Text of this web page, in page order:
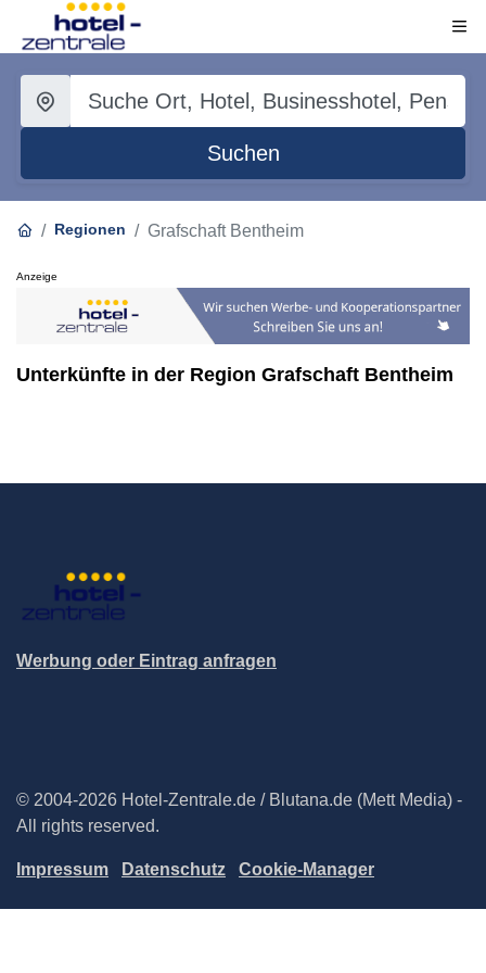
Suchen
Regionen Grafschaft Bentheim
Anzeige
Unterkünfte in der Region Grafschaft Bentheim
Werbung oder Eintrag anfragen
© 2004-2026 Hotel-Zentrale.de / Blutana.de (Mett Media) -
All rights reserved.
Impressum Datenschutz Cookie-Manager